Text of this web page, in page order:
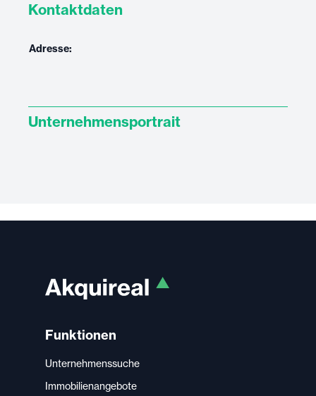
Kontaktdaten
Adresse:
Unternehmensportrait
Funktionen
Unternehmenssuche
Immobilienangebote